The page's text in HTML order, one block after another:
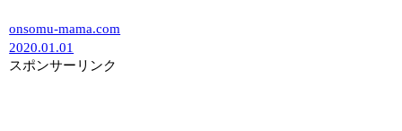
onsomu-mama.com
2020.01.01
スポンサーリンク